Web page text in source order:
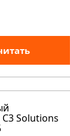
Solutions